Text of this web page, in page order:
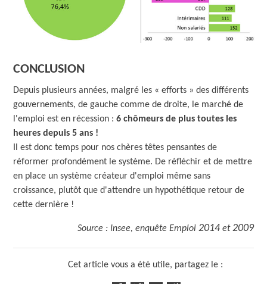
CONCLUSION
Depuis plusieurs années, malgré les « efforts » des différents
gouvernements, de gauche comme de droite, le marché de
l'emploi est en récession :6 chômeurs de plus toutes les
heures depuis 5 ans !
Il est donc temps pour nos chères têtes pensantes de
réformer profondément le système. De réfléchir et de mettre
en place un système créateur d'emploi même sans
croissance, plutôt que d'attendre un hypothétique retour de
cette dernière !
Source : Insee, enquête Emploi 2014et2009
Cet article vous a été utile, partagez le :